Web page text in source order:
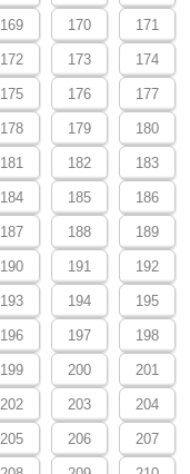
169 170 171
172 173 174
175 176 177
178 179 180
181 182 183
184 185 186
187 188 189
190 191 192
193 194 195
196 197 198
199 200 201
202 203 204
205 206 207